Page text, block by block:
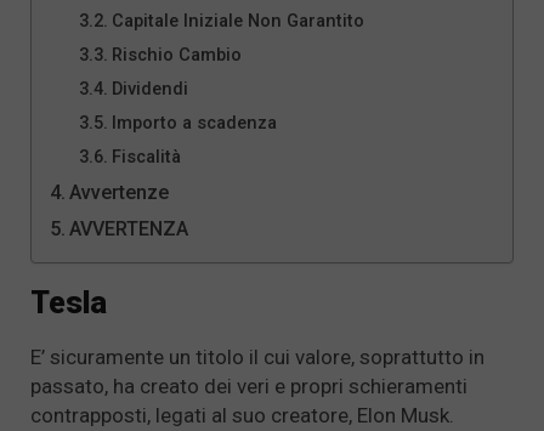
Capitale Iniziale Non Garantito
Rischio Cambio
Dividendi
Importo a scadenza
Fiscalità
Avvertenze
AVVERTENZA
Tesla
E’ sicuramente un titolo il cui valore, soprattutto in
passato, ha creato dei veri e propri schieramenti
contrapposti, legati al suo creatore, Elon Musk.